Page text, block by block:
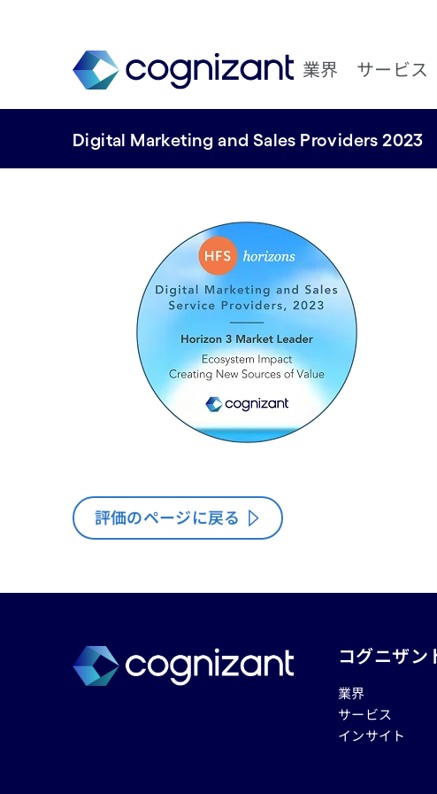
業界 サービス
Digital Marketing and Sales Providers 2023
評価のページに戻る
コグニザン
業界
サービス
インサイト